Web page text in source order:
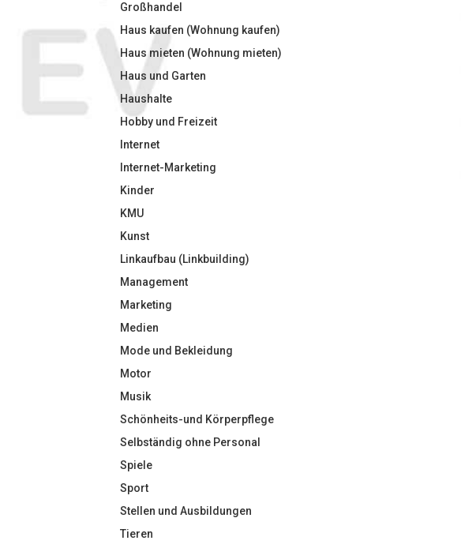
Großhandel
Haus kaufen (Wohnung kaufen)
Haus mieten (Wohnung mieten)
Haus und Garten
Haushalte
Hobby und Freizeit
Internet
Internet-Marketing
Kinder
KMU
Kunst
Linkaufbau (Linkbuilding)
Management
Marketing
Medien
Mode und Bekleidung
Motor
Musik
Schönheits-und Körperpflege
Selbständig ohne Personal
Spiele
Sport
Stellen und Ausbildungen
Tieren